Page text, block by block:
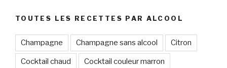
TOUTES LES RECETTES PAR ALCOOL
Champagne Champagne sans alcool Citron
Cocktail chaud Cocktail couleur marron